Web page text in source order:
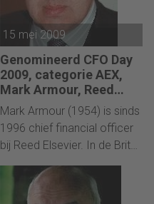
Bas van Werven en Derkjan
van der Leest.
15 mei 2009
Genomineerd CFO Day
2009, categorie AEX,
Mark Armour, Reed
Elsevier
Mark Armour (1954) is sinds
1996 chief financial officer
bij Reed Elsevier. In de Brits-
betekent dit dat hij CFO is
van Reed Elsevier Group plc